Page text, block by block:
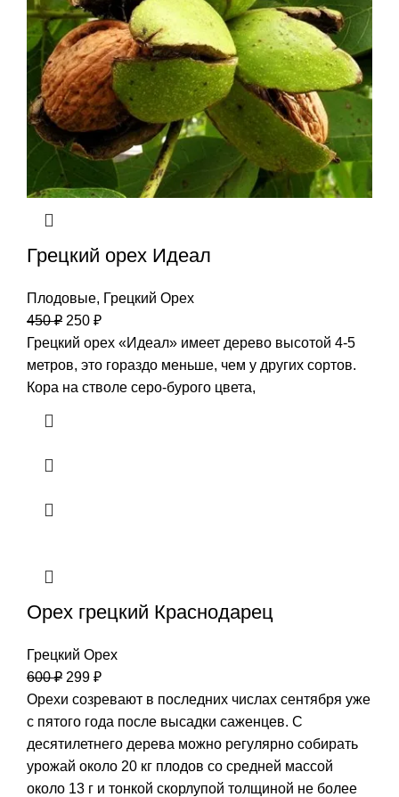
Грецкий орех Идеал
Плодовые, Грецкий Орех
450₽ 250 ₽
Грецкий орех «Идеал» имеет дерево высотой 4-5
метров, это гораздо меньше, чем у других сортов.
Кора на стволе серо-бурого цвета,
Орех грецкий Краснодарец
Грецкий Орех
600₽ 299 ₽
Орехи созревают в последних числах сентября уже
с пятого года после высадки саженцев. С
десятилетнего дерева можно регулярно собирать
урожай около 20 кг плодов со средней массой
около 13 г и тонкой скорлупой толщиной не более